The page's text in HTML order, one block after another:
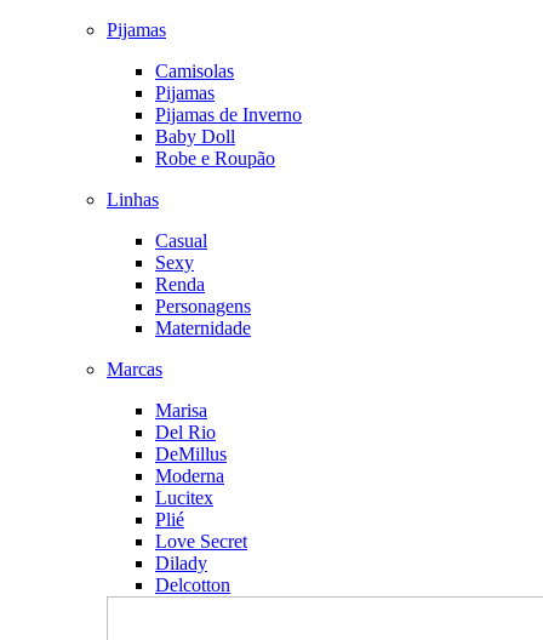
Pijamas
Camisolas
Pijamas
Pijamas de Inverno
Baby Doll
Robe e Roupão
Linhas
Casual
Sexy
Renda
Personagens
Maternidade
Marcas
Marisa
Del Rio
DeMillus
Moderna
Lucitex
Plié
Love Secret
Dilady
Delcotton